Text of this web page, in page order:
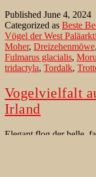
Published June 4, 2024
Categorized as Beste
Vögel der West
Moher, Dreizehenmöwe,
Fulmarus glacialis,
tridactyla, Tordalk,
Vogelvielfalt
Irland
Elegant flog der helle,